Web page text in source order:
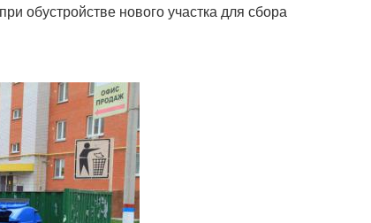
обустройстве нового участка для сбора